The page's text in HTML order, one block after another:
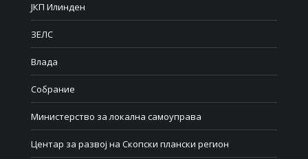
ЈКП Илинден
ЗЕЛС
Влада
Собрание
Министерство за локална самоуправа
Центар за развој на Скопски плански регион